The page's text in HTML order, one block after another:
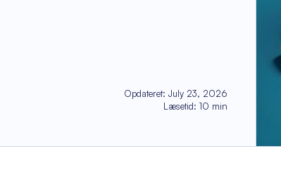
Opdateret:July 23, 2026
Læsetid:10 min